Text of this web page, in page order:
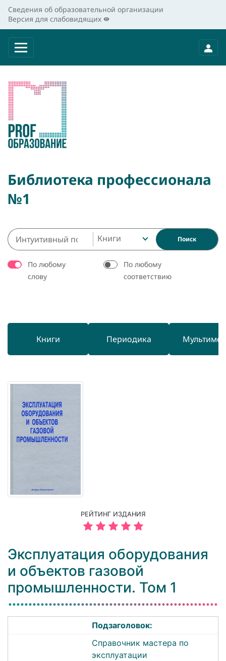
Сведения об образовательной организации
Версия для слабовидящих
Библиотека профессионала
№1
Книги Поиск
По любому
слову
По любому
соответствию
Книги Периодика
РЕЙТИНГ ИЗДАНИЯ
Эксплуатация оборудования
и объектов газовой
промышленности. Том 1
Подзаголовок:
Справочник мастера по
эксплуатации